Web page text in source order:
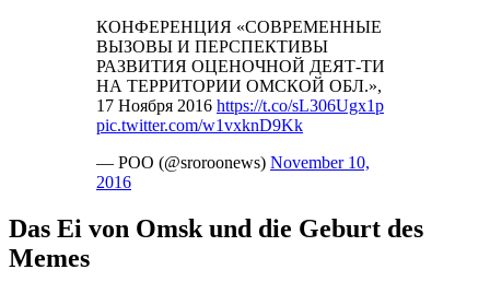
КОНФЕРЕНЦИЯ «СОВРЕМЕННЫЕ
ВЫЗОВЫ И ПЕРСПЕКТИВЫ
РАЗВИТИЯ ОЦЕНОЧНОЙ ДЕЯТ-ТИ
НА ТЕРРИТОРИИ ОМСКОЙ ОБЛ.»,
17 Ноября 2016 https://t.co/sL306Ugx1p
pic.twitter.com/w1vxknD9Kk
— РОО (@sroroonews) November 10,
2016
Das Ei von Omsk und die Geburt des
Memes